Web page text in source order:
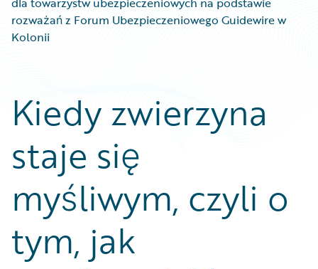
rozważań z Forum Ubezpieczeniowego Guidewire w
Kolonii
Kiedy zwierzyna
staje się
myśliwym, czyli o
tym, jak